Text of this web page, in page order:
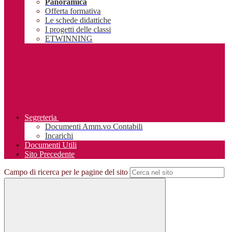
Panoramica
Offerta formativa
Le schede didattiche
I progetti delle classi
ETWINNING
Segreteria
Documenti Amm.vo Contabili
Incarichi
Documenti Utili
Sito Precedente
Campo di ricerca per le pagine del sito